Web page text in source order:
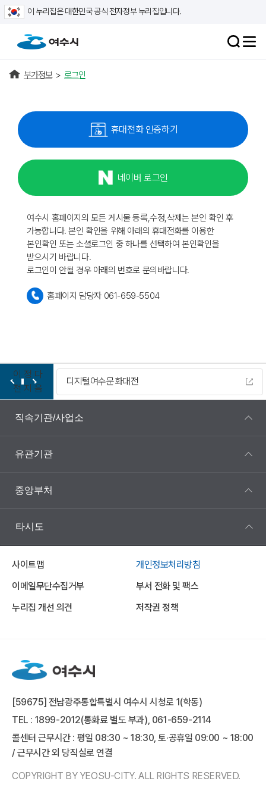
이 누리집은 대한민국 공식 전자정부 누리집입니다.
부가정보 > 로그인
휴대전화 인증하기
네이버 로그인
여수시 홈페이지의 모든 게시물 등록,수정,삭제는 본인 확인 후
가능합니다. 본인 확인을 위해 아래의 휴대전화를 이용한
본인확인 또는 소셜로그인 중 하나를 선택하여 본인확인을
받으시기 바랍니다.
로그인이 안될 경우 아래의 번호로 문의바랍니다.
홈페이지 담당자 061-659-5504
이
전
정
지
다
음
디지털여수문화대전
직속기관/사업소
유관기관
중앙부처
타시도
사이트맵
개인정보처리방침
이메일무단수집거부
부서 전화 및 팩스
누리집 개선 의견
저작권 정책
[59675] 전남광주통합특별시 여수시 시청로 1(학동)
TEL : 1899-2012(통화료 별도 부과), 061-659-2114
콜센터 근무시간 : 평일 08:30 ~ 18:30, 토·공휴일 09:00 ~ 18:00
/ 근무시간 외 당직실로 연결
COPYRIGHT BY YEOSU-CITY. ALL RIGHTS RESERVED.